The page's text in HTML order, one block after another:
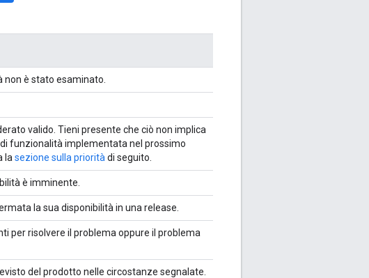
è stato esaminato.
valido. Tieni presente che ciò non implica
funzionalità implementata nel prossimo
la sezione sulla priorità di seguito.
è imminente.
la sua disponibilità in una release.
per risolvere il problema oppure il problema
del prodotto nelle circostanze segnalate.